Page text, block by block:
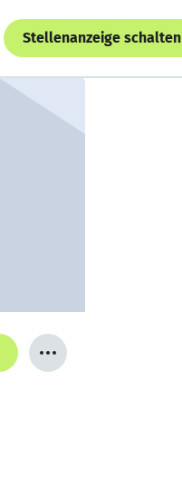
Stellenanzeige schalten